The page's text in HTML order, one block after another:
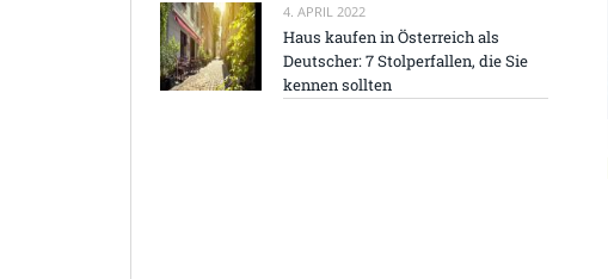
4. APRIL 2022
Haus kaufen in Österreich als
Deutscher: 7 Stolperfallen, die Sie
kennen sollten